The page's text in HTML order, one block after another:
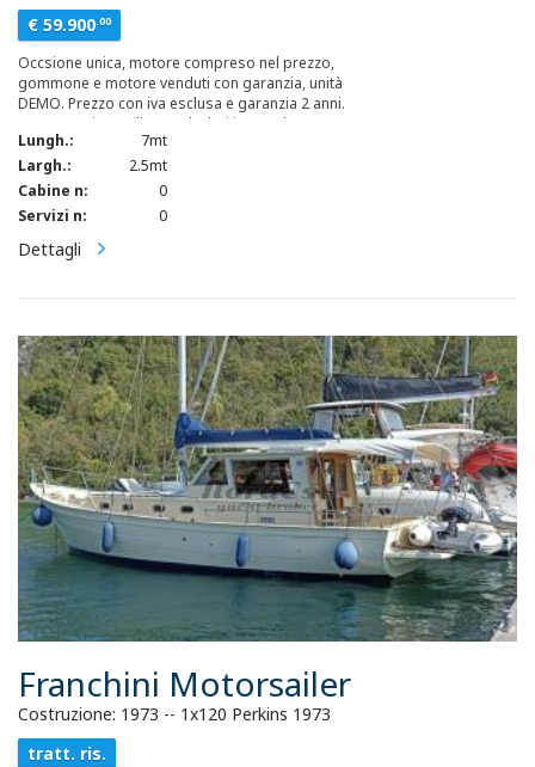
€ 59.900.00
Occsione unica, motore compreso nel prezzo,
gommone e motore venduti con garanzia, unità
DEMO. Prezzo con iva esclusa e garanzia 2 anni.
Consegna immediata. Tubolari in Hypalone Orca,
Calpestio in SEADECK, Volante con sistema di
sterzo idraulico, Arco di traino e T-Top in
vetroresina. Plancette di poppa aggiuntive con
scaletta bagno telescopica e pieghevole.
Lungh.:
7mt
Largh.:
2.5mt
Cabine n:
0
Servizi n:
0
Dettagli
Franchini Motorsailer
Costruzione: 1973 -- 1x120 Perkins 1973
tratt. ris.